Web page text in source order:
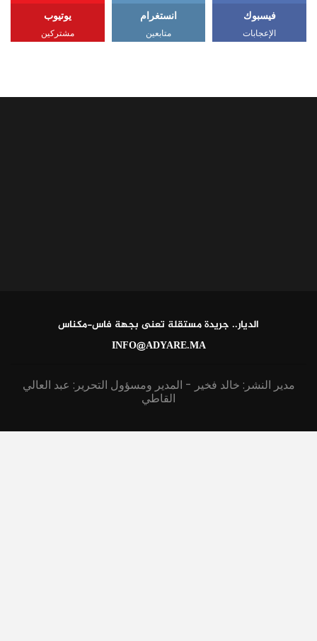
فيسبوك
الإعجابات
انستغرام
متابعين
يوتيوب
مشتركين
الديار.. جريدة مستقلة تعنى بجهة فاس-مكناس
INFO@ADYARE.MA
مدير النشر: خالد فخير - المدير ومسؤول التحرير: عبد العالي
القاطي